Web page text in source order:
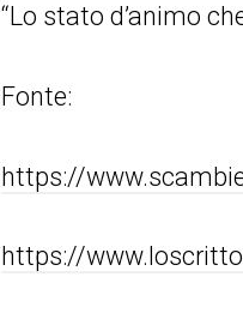
“Lo stato d’animo
Fonte:
https://
https://